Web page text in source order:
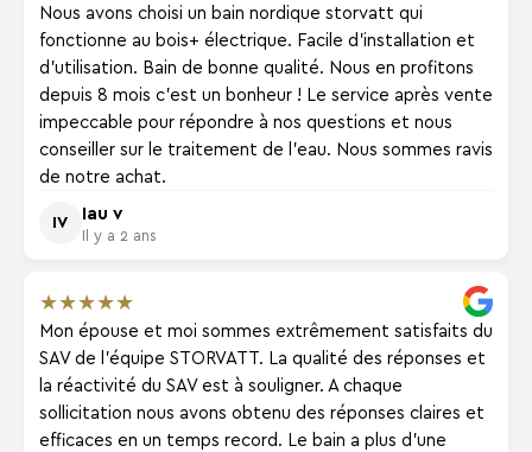
Nous avons choisi un bain nordique storvatt qui
fonctionne au bois+ électrique. Facile d'installation et
d'utilisation. Bain de bonne qualité. Nous en profitons
depuis 8 mois c'est un bonheur ! Le service après vente
impeccable pour répondre à nos questions et nous
conseiller sur le traitement de l'eau. Nous sommes ravis
de notre achat.
IV
Iau v
Il y a 2 ans
★★★★★
Mon épouse et moi sommes extrêmement satisfaits du
SAV de l'équipe STORVATT. La qualité des réponses et
la réactivité du SAV est à souligner. A chaque
sollicitation nous avons obtenu des réponses claires et
efficaces en un temps record. Le bain a plus d'une